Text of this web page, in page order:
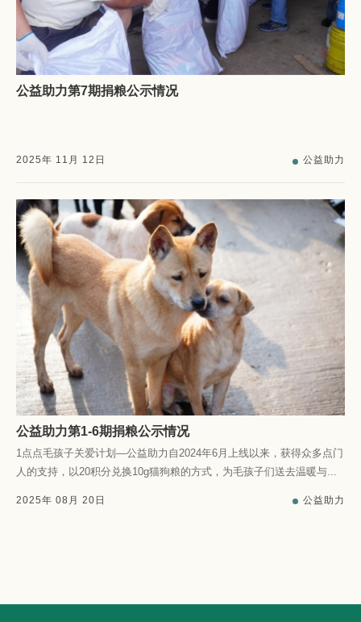
公益助力第7期捐粮公示情况
2025年 11 月 12 日 公益助力
公益助力第1-6期捐粮公示情况
1点点毛孩子关爱计划—公益助力自2024年6月上线以来，获得众多点门
人的支持，以20积分兑换10g猫狗粮的方式，为毛孩子们送去温暖与...
2025年 08 月 20 日 公益助力